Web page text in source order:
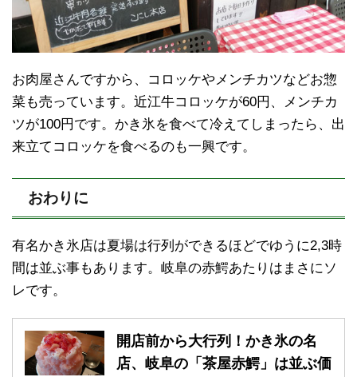
お肉屋さんですから、コロッケやメンチカツなどお惣
菜も売っています。近江牛コロッケが60円、メンチカ
ツが100円です。かき氷を食べて冷えてしまったら、出
来立てコロッケを食べるのも一興です。
おわりに
有名かき氷店は夏場は行列ができるほどでゆうに2,3時
間は並ぶ事もあります。岐阜の赤鰐あたりはまさにソ
レです。
開店前から大行列！かき氷の名
店、岐阜の「茶屋赤鰐」は並ぶ価